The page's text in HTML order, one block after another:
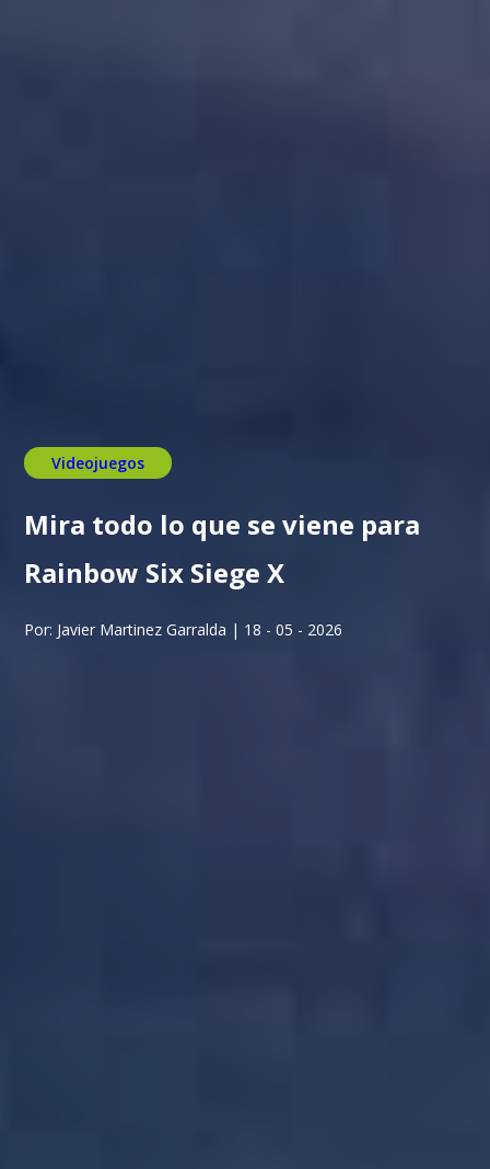
Videojuegos
Mira todo lo que se viene para
Rainbow Six Siege X
Por: Javier Martinez Garralda | 18 - 05 - 2026